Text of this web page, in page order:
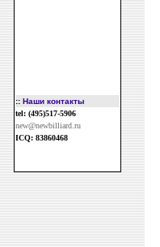
:: Наши контакты
tel: (495)517-5906
new@newbilliard.ru
ICQ: 83860468